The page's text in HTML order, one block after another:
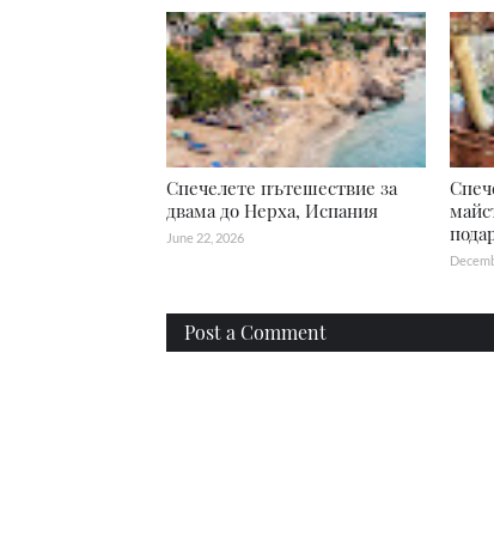
Спечелете пътешествие за
двама до Нерха, Испания
June 22, 2026
Post a Comment